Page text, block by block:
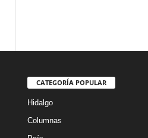
CATEGORÍA POPULAR
Hidalgo
Columnas